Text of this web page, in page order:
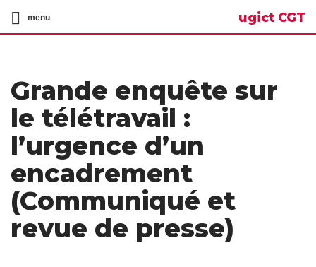
menu ugict CGT
Grande enquête sur
le télétravail :
l’urgence d’un
encadrement
(Communiqué et
revue de presse)